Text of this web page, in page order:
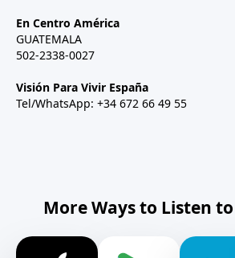
En Centro América
GUATEMALA
502-2338-0027
Visión Para Vivir España
Tel/WhatsApp: +34 672 66 49 55
More Ways to Listen